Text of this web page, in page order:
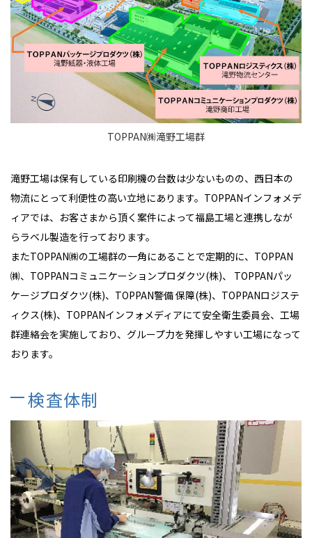
TOPPAN㈱滝野工場群
滝野工場は保有している印刷機の台数は少ないものの、西日本の
物流にとって利便性の高い立地にあります。TOPPANインフォメデ
ィアでは、お客さまから頂く案件によって福島工場と連携しなが
らラベル製造を行っております。
またTOPPAN㈱の工場群の一角にあることで定期的に、TOPPAN
㈱、TOPPANコミュニケーションプロダクツ(株)、 TOPPANパッ
ケージプロダクツ(株)、TOPPAN警備 保障(株)、TOPPANロジステ
ィクス(株)、TOPPANインフォメディアにて安全衛生委員会、工場
群連絡会を実施しており、グループ力を発揮しやすい工場になって
おります。
検査体制